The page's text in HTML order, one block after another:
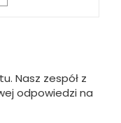
Nasz zespół z
odpowiedzi na